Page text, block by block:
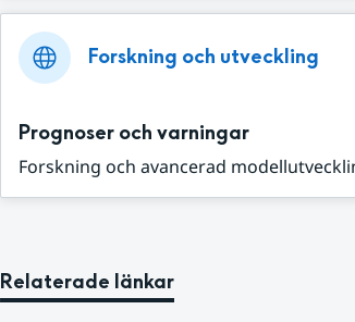
Forskning och utveckling
Prognoser och varningar
Forskning och avancerad
Relaterade länkar